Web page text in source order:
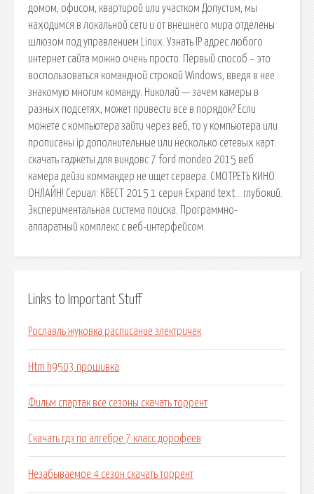
домом, офисом, квартирой или участком Допустим, мы
находимся в локальной сети и от внешнего мира отделены
шлюзом под управлением Linux. Узнать IP адрес любого
интернет сайта можно очень просто. Первый способ – это
воспользоваться командной строкой Windows, введя в нее
знакомую многим команду. Николай — зачем камеры в
разных подсетях, может привести все в порядок? Если
можете с компьютера зайти через веб, то у компьютера или
прописаны ip дополнительные или несколько сетевых карт.
скачать гаджеты для виндовс 7 ford mondeo 2015 веб
камера дейзи коммандер не ищет сервера. СМОТРЕТЬ КИНО
ОНЛАЙН! Сериал: КВЕСТ 2015 1 серия Expand text… глубокий.
Экспериментальная система поиска. Программно-
аппаратный комплекс с веб-интерфейсом.
Links to Important Stuff
Рославль жуковка расписание электричек
Htm h9503 прошивка
Фильм спартак все сезоны скачать торрент
Скачать гдз по алгебре 7 класс дорофеев
Незабываемое 4 сезон скачать торрент